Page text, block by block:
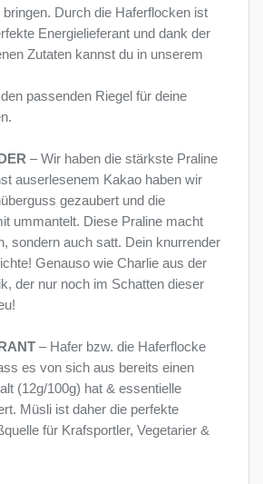
bringen. Durch die Haferflocken ist
Energielieferant und dank der
Zutaten kannst du in unserem
passenden Riegel für deine
– Wir haben die stärkste Praline
auserlesenem Kakao haben wir
gezaubert und die
ummantelt. Diese Praline macht
sondern auch satt. Dein knurrender
Genauso wie Charlie aus der
der nur noch im Schatten dieser
– Hafer bzw. die Haferflocke
es von sich aus bereits einen
(12g/100g) hat & essentielle
Müsli ist daher die perfekte
für Krafsportler, Vegetarier &